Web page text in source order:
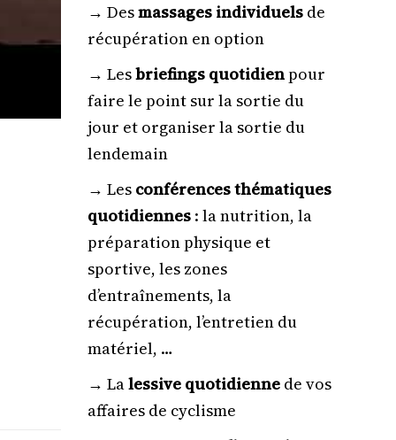
→ Desmassages individuelsde
récupération en option
→⁠ ⁠⁠Lesbriefings quotidienpour
faire le point sur la sortie du
jour et organiser la sortie du
lendemain
→⁠ Les conférences thématiques
quotidiennes: la nutrition, la
préparation physique et
sportive, les zones
d’entraînements, la
récupération, l’entretien du
matériel, …
→⁠ Lalessive quotidiennede vos
affaires de cyclisme